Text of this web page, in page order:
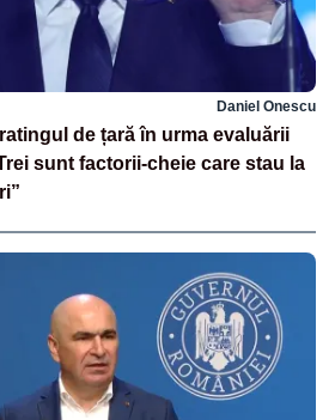
Daniel Onescu
de țară în urma evaluării
sunt factorii-cheie care stau la